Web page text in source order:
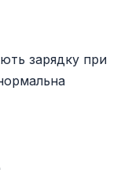
зарядку при